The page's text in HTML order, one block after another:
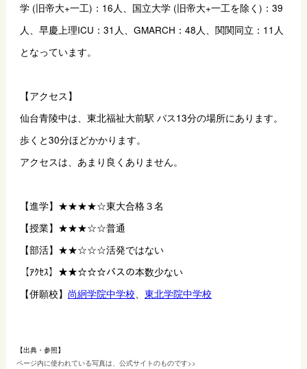
学 (旧帝大+一工)：16人、国立大学 (旧帝大+一工を除く)：39
人、早慶上理ICU：31人、GMARCH：48人、関関同立：11人
となっています。
【アクセス】
仙台青陵中は、 東北福祉大前駅 バス13分の場所にあります。
歩くと30分ほどかかります。
アクセスは、あまり良くありません。
【進学】★★★★☆東大合格３名
【授業】★★★☆☆普通
【部活】★★☆☆☆活発ではない
【ｱｸｾｽ】★★☆☆☆バスの本数少ない
【併願校】 尚絅学院中学校、 東北学院中学校
【出典・参照】
ページ内に使われている写真は、公式サイトのものです>>